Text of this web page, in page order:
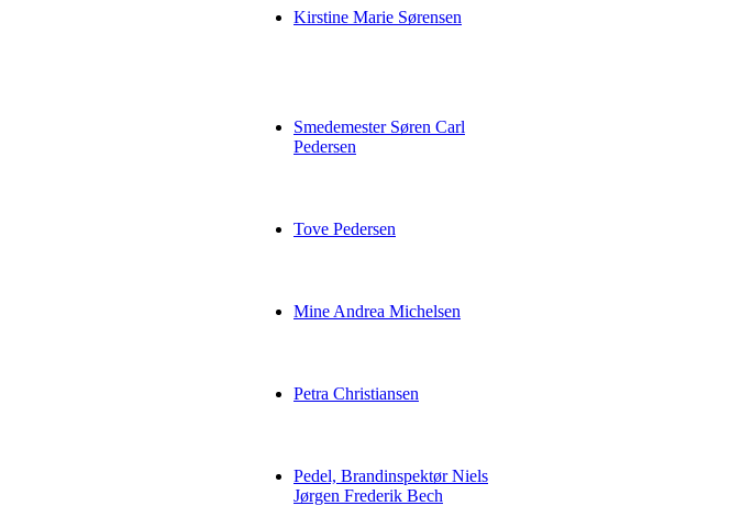
Kirstine Marie Sørensen
Smedemester Søren Carl
Pedersen
Tove Pedersen
Mine Andrea Michelsen
Petra Christiansen
Pedel, Brandinspektør Niels
Jørgen Frederik Bech